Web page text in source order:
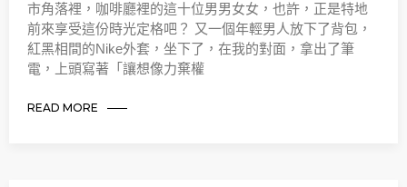
市角落裡，咖啡廳裡的這十位男男女女，也許，正是特地
前來享受這份時光定格吧？ 又一個年輕男人放下了背包，
紅黑相間的Nike外套，坐下了，在我的對面，拿出了筆
電，上頭寫著「讓想像力棄權
READ MORE